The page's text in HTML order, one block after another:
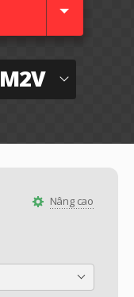
M2V
Nâng cao